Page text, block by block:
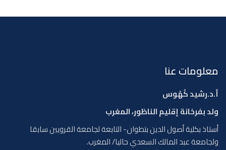
معلومات عنا
أ.د.رشيد كُهُوس
ولد بفرخانة إقليم الناظور، المغرب
أستاذ بكلية أصول الدين بتطوان- التابعة لجامعة القرويين سابقا
ولجامعة عبد المالك السعدي حاليا/ المغرب.